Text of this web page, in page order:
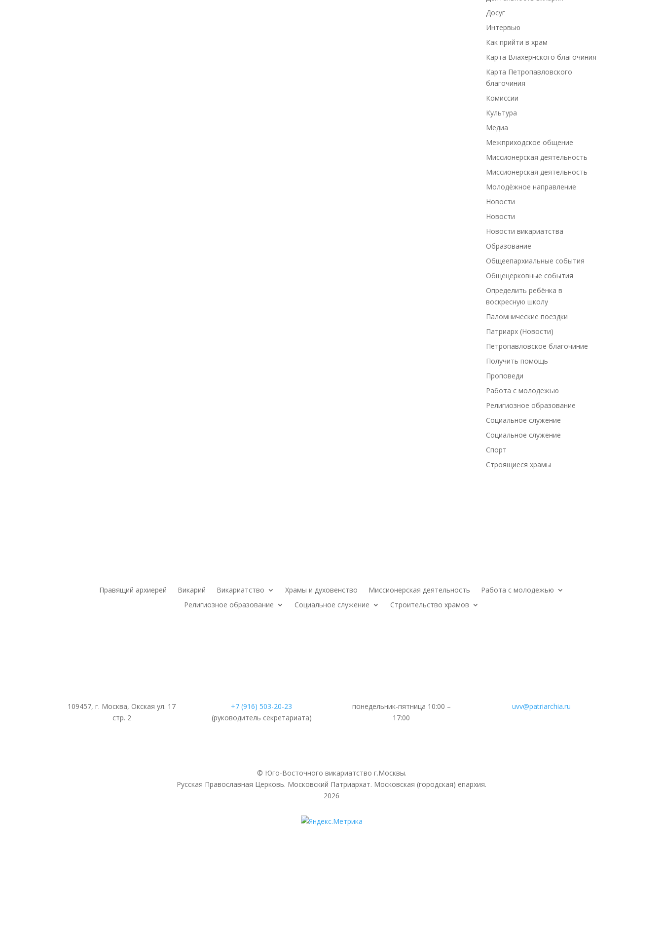
Досуг
Интервью
Как прийти в храм
Карта Влахернского благочиния
Карта Петропавловского
благочиния
Комиссии
Культура
Медиа
Межприходское общение
Миссионерская деятельность
Миссионерская деятельность
Молодёжное направление
Новости
Новости
Новости викариатства
Образование
Общеепархиальные события
Общецерковные события
Определить ребёнка в
воскресную школу
Паломнические поездки
Патриарх (Новости)
Петропавловское благочиние
Получить помощь
Проповеди
Работа с молодежью
Религиозное образование
Социальное служение
Социальное служение
Спорт
Строящиеся храмы
Правящий архиерей Викарий Викариатство Храмы и духовенство Миссионерская деятельность
Работа с молодежью
Религиозное образование
Социальное служение Строительство храмов
109457, г. Москва, Окская ул. 17
стр. 2
+7 (916) 503-20-23
(руководитель секретариата)
понедельник-пятница 10:00 –
17:00
uvv@patriarchia.ru
© Юго-Восточного викариатствo г.Москвы.
Русская Православная Церковь. Московский Патриархат. Московская (городская) епархия.
2026